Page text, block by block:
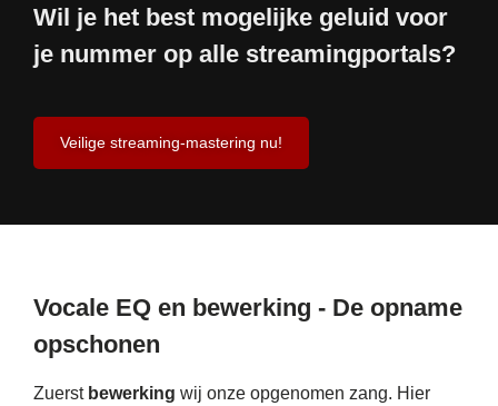
Wil je het best mogelijke geluid voor
je nummer op alle streamingportals?
Veilige streaming-mastering nu!
Vocale EQ en bewerking - De opname
opschonen
Zuerst bewerking wij onze opgenomen zang. Hier